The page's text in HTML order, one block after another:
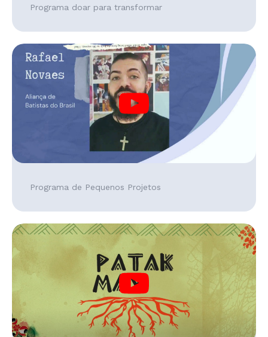
Programa doar para transformar
Programa de Pequenos Projetos